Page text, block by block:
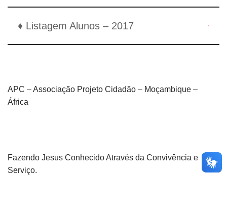
♦ Listagem Alunos – 2017
APC – Associação Projeto Cidadão – Moçambique –
África
Fazendo Jesus Conhecido Através da Convivência e
Serviço.